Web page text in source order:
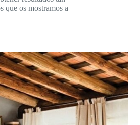
que os mostramos a